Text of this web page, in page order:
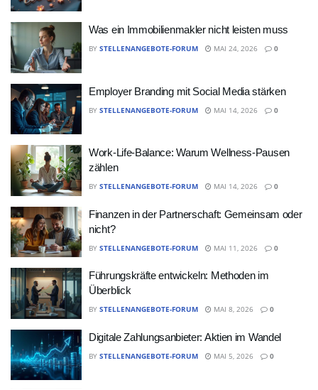
Was ein Immobilienmakler nicht leisten muss
BY STELLENANGEBOTE-FORUM MAI 24, 2026 0
Employer Branding mit Social Media stärken
BY STELLENANGEBOTE-FORUM MAI 14, 2026 0
Work-Life-Balance: Warum Wellness-Pausen
zählen
BY STELLENANGEBOTE-FORUM MAI 14, 2026 0
Finanzen in der Partnerschaft: Gemeinsam oder
nicht?
BY STELLENANGEBOTE-FORUM MAI 11, 2026 0
Führungskräfte entwickeln: Methoden im
Überblick
BY STELLENANGEBOTE-FORUM MAI 8, 2026 0
Digitale Zahlungsanbieter: Aktien im Wandel
BY STELLENANGEBOTE-FORUM MAI 5, 2026 0